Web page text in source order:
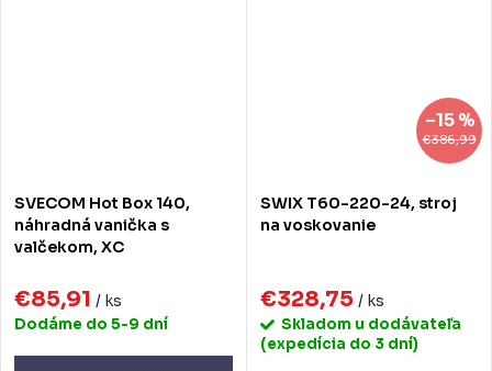
SVECOM Hot Box 140,
náhradná vanička s
valčekom, XC
€85,91 / ks
Dodáme do 5-9 dní
€386,99
–15 %
SWIX T60-220-24, stroj
na voskovanie
€328,75 / ks
Skladom u dodávateľa
(expedícia do 3 dní)